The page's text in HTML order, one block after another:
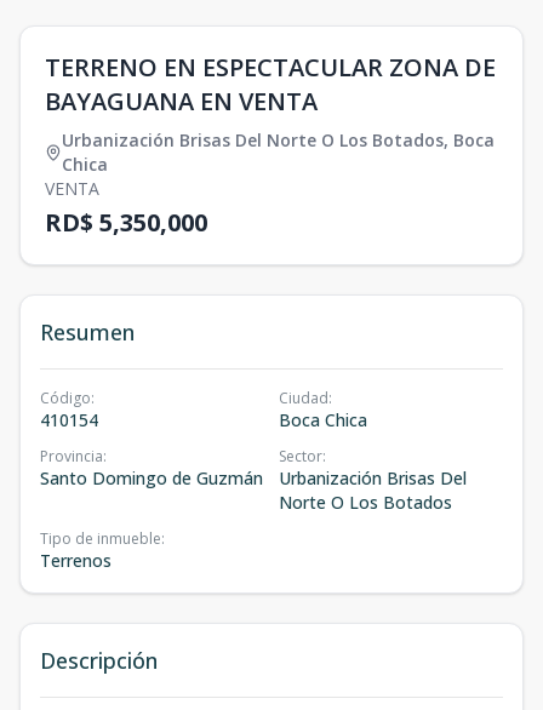
TERRENO EN ESPECTACULAR ZONA DE
BAYAGUANA EN VENTA
Urbanización Brisas Del Norte O Los Botados, Boca
Chica
VENTA
RD$ 5,350,000
Resumen
Código:
410154
Ciudad:
Boca Chica
Provincia:
Santo Domingo de Guzmán
Sector:
Urbanización Brisas Del
Norte O Los Botados
Tipo de inmueble:
Terrenos
Descripción